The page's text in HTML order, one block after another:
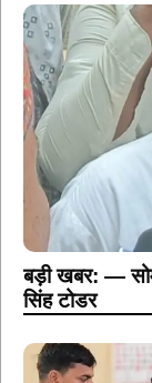
बड़ी खबर: —
सिंह टोडर